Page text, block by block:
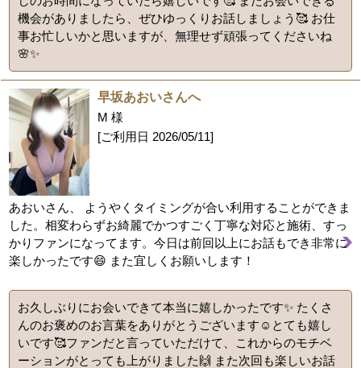
機会がありましたら、ぜひゆっくりお話しましょう🥰 お仕
事お忙しいかと思いますが、無理せず頑張ってくださいね
🌸✨
早坂あおいさんへ
M 様
[ご利用日 2026/05/11]
あおいさん、 ようやくタイミングが合い利用することができま
した。相変わらずお綺麗でかつすごく丁寧な対応と施術、すっ
かりファンになってます。今日は前回以上にお話もでき非常に
楽しかったです😄 また宜しくお願いします！
お久しぶりにお会いできて本当に嬉しかったです✨ たくさ
んのお褒めのお言葉をありがとうございます☺️とても嬉し
いです🥰ファンだと言っていただけて、これからのモチベ
ーションがとっても上がりました🙌 また次回も楽しいお話